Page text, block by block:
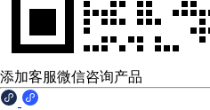
添加客服微信咨询产品